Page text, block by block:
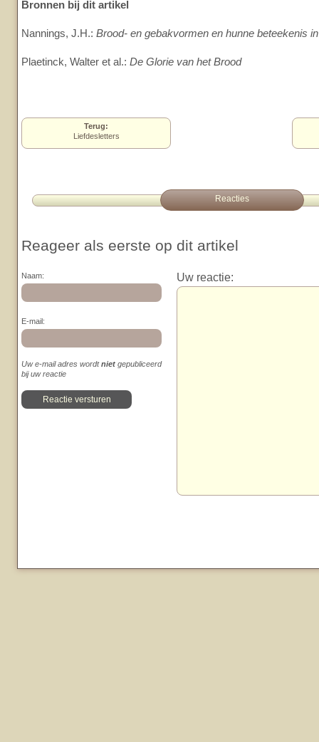
Bronnen bij dit artikel
Nannings, J.H.: Brood- en gebakvormen en hunne beteekenis
Plaetinck, Walter et al.: De Glorie van het Brood
Terug:
Liefdesletters
Reacties
Reageer als eerste op dit artikel
Naam:
E-mail:
Uw e-mail adres wordtniet gepubliceerd
bij uw reactie
Uw reactie: